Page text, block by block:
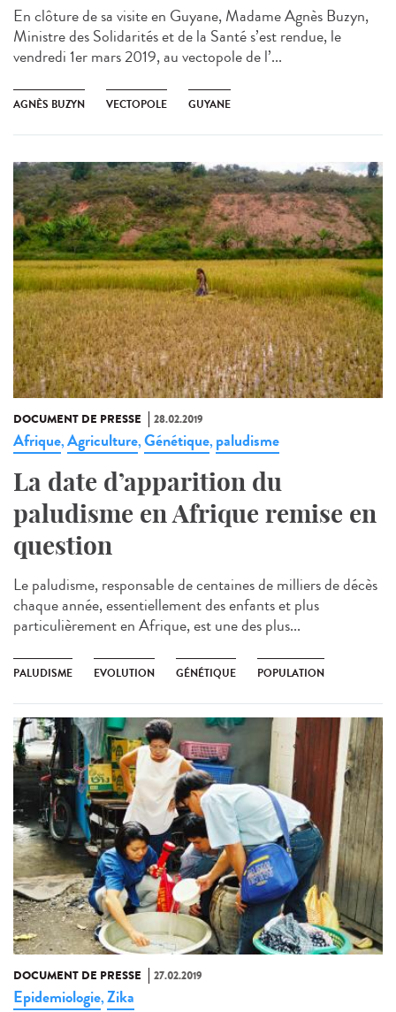
En clôture de sa visite en Guyane, Madame Agnès Buzyn,
Ministre des Solidarités et de la Santé s’est rendue, le
vendredi 1er mars 2019, au vectopole de l’...
AGNÈS BUZYN VECTOPOLE GUYANE
DOCUMENT DE PRESSE 28.02.2019
Afrique,Agriculture,Génétique, paludisme
La date d’apparition du
paludisme en Afrique remise en
question
Le paludisme, responsable de centaines de milliers de décès
chaque année, essentiellement des enfants et plus
particulièrement en Afrique, est une des plus...
PALUDISME EVOLUTION GÉNÉTIQUE POPULATION
DOCUMENT DE PRESSE 27.02.2019
Epidemiologie,Zika